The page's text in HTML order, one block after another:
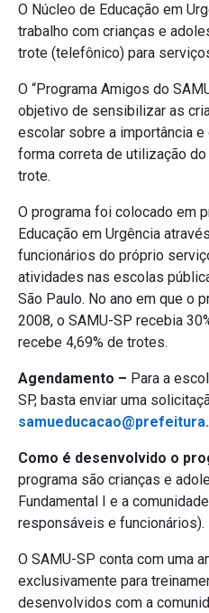
O Núcleo de Educação em
trabalho com crianças e
trote (telefônico) para
O “Programa Amigos do
objetivo de sensibilizar as
escolar sobre a importância
forma correta de utilização
trote.
O programa foi colocado em
Educação em Urgência
funcionários do próprio
atividades nas escolas
São Paulo. No ano em que o
2008, o SAMU-SP recebia
recebe 4,69% de trotes.
Agendamento – Para a
SP, basta enviar uma
Como é desenvolvido o
programa são crianças e
Fundamental I e a
responsáveis e funcionários).
O SAMU-SP conta com uma
exclusivamente para
desenvolvidos com a